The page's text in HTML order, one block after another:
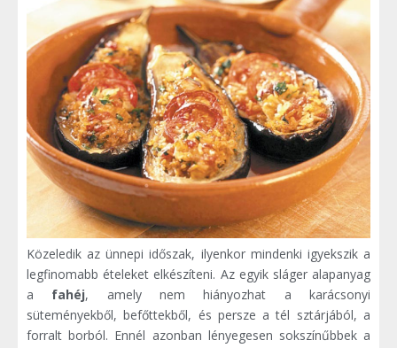
Közeledik az ünnepi időszak, ilyenkor mindenki igyekszik a
legfinomabb ételeket elkészíteni. Az egyik sláger alapanyag
a fahéj, amely nem hiányozhat a karácsonyi
süteményekből, befőttekből, és persze a tél sztárjából, a
forralt borból. Ennél azonban lényegesen sokszínűbbek a